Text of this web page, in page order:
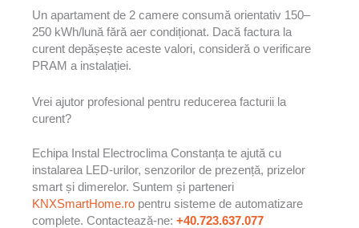
Un apartament de 2 camere consumă orientativ 150–
250 kWh/lună fără aer condiționat. Dacă factura la
curent depășește aceste valori, consideră o verificare
PRAM a instalației.
Vrei ajutor profesional pentru reducerea facturii la
curent?
Echipa Instal Electroclima Constanța te ajută cu
instalarea LED-urilor, senzorilor de prezență, prizelor
smart și dimerelor. Suntem și parteneri
KNXSmartHome.ro pentru sisteme de automatizare
complete. Contactează-ne: +40.723.637.077